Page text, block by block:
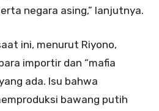
negara asing,” lanjutnya.
ini, menurut Riyono,
importir dan “mafia
ada. Isu bahwa
bawang putih